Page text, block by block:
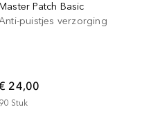
Patch Basic
puistjes verzorging
24,00
90 Stuk